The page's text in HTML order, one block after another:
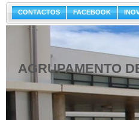
CONTACTOS FACEBOOK
AGRUPAMENTO